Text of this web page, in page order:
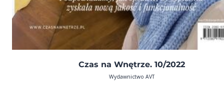
Czas na Wnętrze. 10/2022
Wydawnictwo AVT